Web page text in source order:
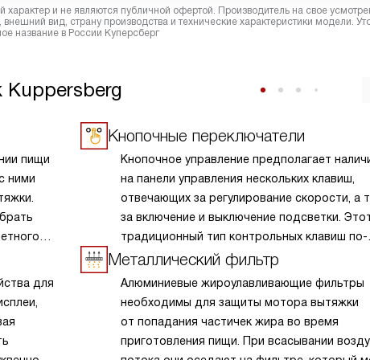
и не являются публичной офертой. Производитель на свое
вид, страну производства и технические характеристики модели.
название в России Куперсберг
Kuppersberg
пищи
ними
для
Кнопочные переключатели
Кнопочное управление предполагает
на панели управления нескольких клавиш,
отвечающих за регулирование скорости, а
за включение и выключение подсветки.
традиционный тип контрольных клавиш по-
прежнему широко используется, и одними
Металлический фильтр
Алюминиевые жироулавливающие фильтры
необходимы для защиты мотора вытяжки
от попадания частичек жира во время
приготовления пищи. При всасывании